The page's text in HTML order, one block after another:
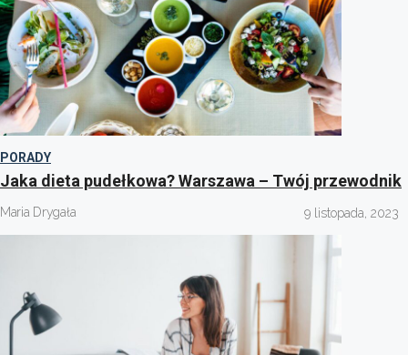
PORADY
Jaka dieta pudełkowa? Warszawa – Twój przewodnik
Maria Drygała 9 listopada, 2023